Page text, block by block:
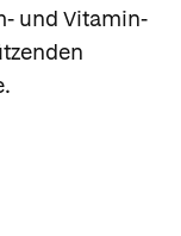
und Vitamin-